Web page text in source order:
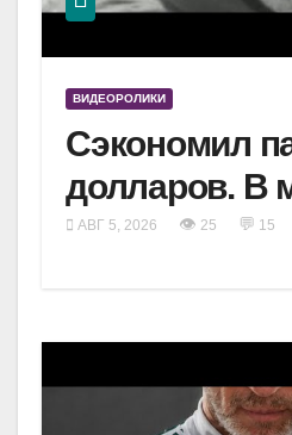
ВИДЕОРОЛИКИ
Сэкономил
долларов. В
АВГ 5, 2026 👁 25 💬 15